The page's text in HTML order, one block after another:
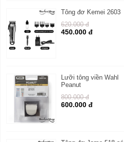
Tông đơ Kemei 2603
620.000 đ
450.000 đ
Lưỡi tông viền Wahl
Peanut
800.000 đ
600.000 đ